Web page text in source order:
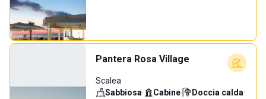
Pantera Rosa Village
Scalea
Sabbiosa· Cabine· Doccia calda·